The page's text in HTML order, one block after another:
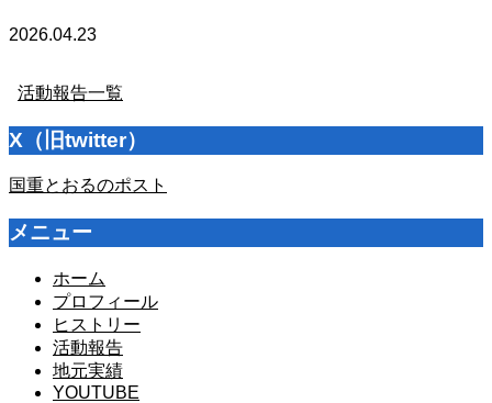
2026.04.23
活動報告一覧
X（旧twitter）
国重とおるのポスト
メニュー
ホーム
プロフィール
ヒストリー
活動報告
地元実績
YOUTUBE